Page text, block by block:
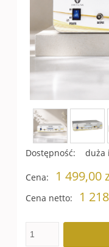
Dostępność: duża
Cena: 1 499,00
Cena netto: 1